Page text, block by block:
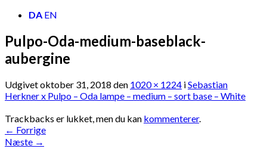
DA EN
Pulpo-Oda-medium-baseblack-
aubergine
Udgivetoktober 31, 2018 den 1020 × 1224 iSebastian
Herkner x Pulpo – Oda lampe – medium – sort base – White
Trackbacks er lukket, men du kan kommenterer.
← Forrige
Næste →